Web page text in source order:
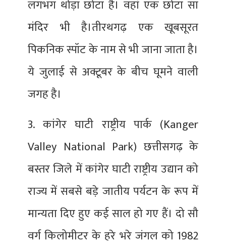
लगभग थोड़ा छोटा है। वहां एक छोटा सा
मंदिर भी है।तीरथगढ़ एक खूबसूरत
पिकनिक स्पॉट के नाम से भी जाना जाता है।
ये जुलाई से अक्टूबर के बीच घूमने वाली
जगह है।
3. कांगेर घाटी राष्ट्रीय पार्क (Kanger
Valley National Park) छत्तीसगढ़ के
बस्तर जिले में कांगेर घाटी राष्ट्रीय उद्यान को
राज्य में सबसे बड़े जातीय पर्यटन के रूप में
मान्यता दिए हुए कई साल हो गए हैं। दो सौ
वर्ग किलोमीटर के हरे भरे जंगल को 1982